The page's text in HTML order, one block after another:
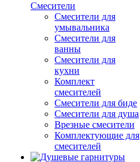
Смесители
Смесители для
умывальника
Смесители для
ванны
Смесители для
кухни
Комплект
смесителей
Смесители для биде
Смесители для душа
Врезные смесители
Комплектующие для
смесителей